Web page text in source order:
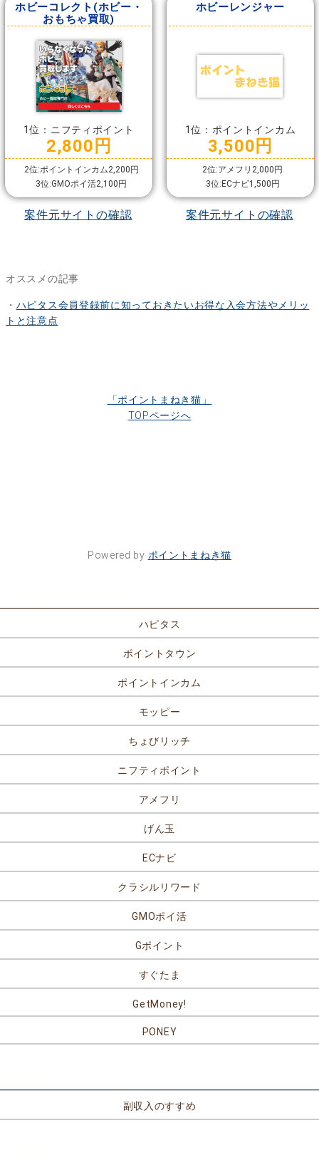
ホビーコレクト(ホビー・
おもちゃ買取)
1位：ニフティポイント
2,800円
2位:ポイントインカム2,200円
3位:GMOポイ活2,100円
案件元サイトの確認
ホビーレンジャー
1位：ポイントインカム
3,500円
2位:アメフリ2,000円
3位:ECナビ1,500円
案件元サイトの確認
オススメの記事
・ ハピタス会員登録前に知っておきたいお得な入会方法やメリッ
トと注意点
「ポイントまねき猫」
TOPページへ
Powered by ポイントまねき猫
ハピタス
ポイントタウン
ポイントインカム
モッピー
ちょびリッチ
ニフティポイント
アメフリ
げん玉
ECナビ
クラシルリワード
GMOポイ活
Gポイント
すぐたま
GetMoney!
PONEY
副収入のすすめ